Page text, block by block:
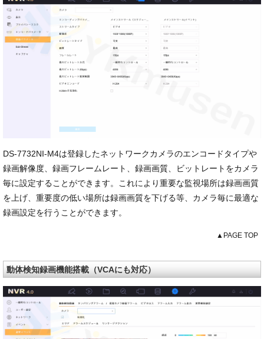
DS-7732NI-M4は登録したネットワークカメラのエンコードタイプや
録画解像度、録画フレームレート、録画画質、ビットレートをカメラ
毎に設定することができます。これにより重要な監視場所は録画画質
を上げ、重要度の低い場所は録画画質を下げる等、カメラ毎に最適な
録画設定を行うことができます。
▲PAGE TOP
動体検知録画機能搭載（VCAにも対応）